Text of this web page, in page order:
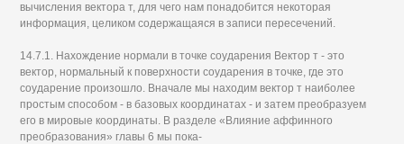
вычисления вектора т, для чего нам понадобится некоторая
информация, целиком содержащаяся в записи пересечений.
14.7.1. Нахождение нормали в точке соударения Вектор т - это
вектор, нормальный к поверхности соударения в точке, где это
соударение произошло. Вначале мы находим вектор т наиболее
простым способом - в базовых координатах - и затем преобразуем
его в мировые координаты. В разделе «Влияние аффинного
преобразования» главы 6 мы пока-